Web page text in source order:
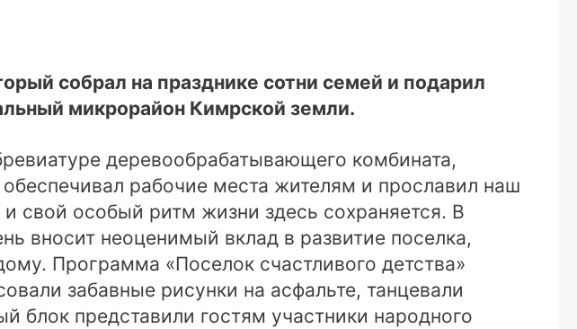
собрал на празднике сотни семей и подарил
микрорайон Кимрской земли.
деревообрабатывающего комбината,
рабочие места жителям и прославил наш
свой особый ритм жизни здесь сохраняется. В
вносит неоценимый вклад в развитие поселка,
Программа «Поселок счастливого детства»
забавные рисунки на асфальте, танцевали
представили гостям участники народного